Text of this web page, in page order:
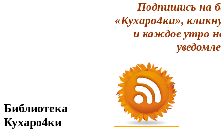
Библиотека
Кухаро4ки
Подпишись на
«Кухаро4ки»,
и каждое утро